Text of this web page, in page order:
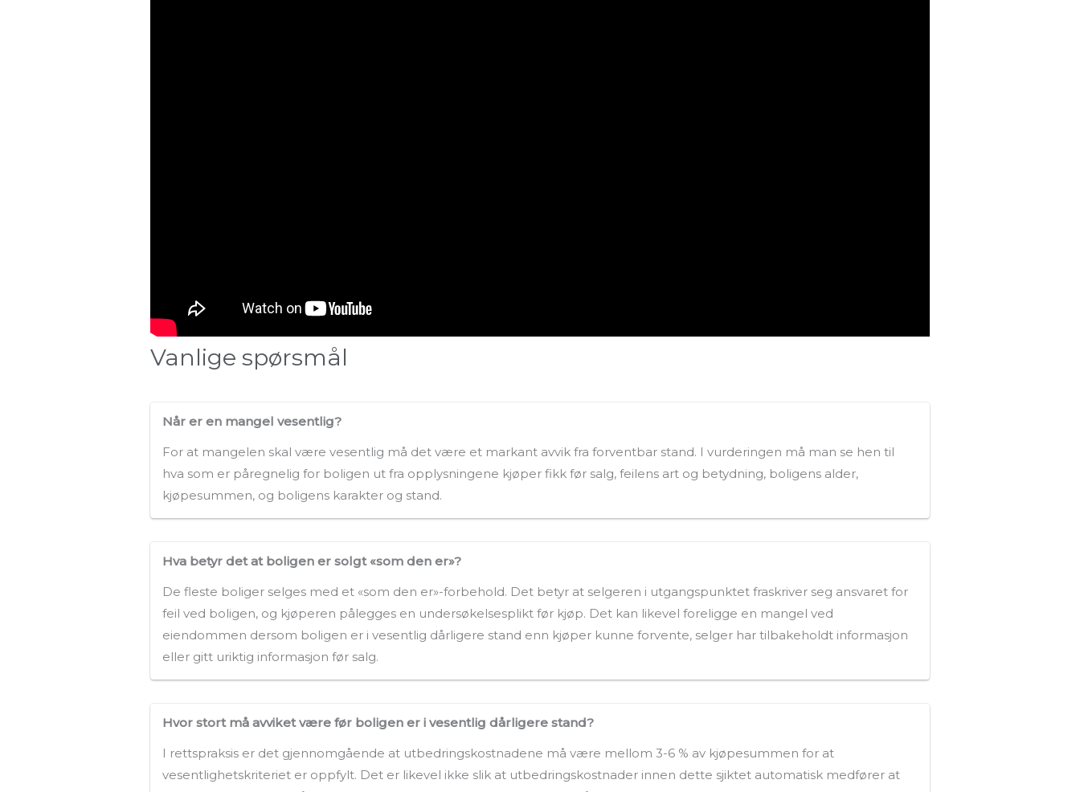
Vanlige spørsmål
Når er en mangel vesentlig?
For at mangelen skal være vesentlig må det være et markant avvik fra forventbar stand. I vurderingen må man se hen til
hva som er påregnelig for boligen ut fra opplysningene kjøper fikk før salg, feilens art og betydning, boligens alder,
kjøpesummen, og boligens karakter og stand.
Hva betyr det at boligen er solgt «som den er»?
De fleste boliger selges med et «som den er»-forbehold. Det betyr at selgeren i utgangspunktet fraskriver seg ansvaret for
feil ved boligen, og kjøperen pålegges en undersøkelsesplikt før kjøp. Det kan likevel foreligge en mangel ved
eiendommen dersom boligen er i vesentlig dårligere stand enn kjøper kunne forvente, selger har tilbakeholdt informasjon
eller gitt uriktig informasjon før salg.
Hvor stort må avviket være før boligen er i vesentlig dårligere stand?
I rettspraksis er det gjennomgående at utbedringskostnadene må være mellom 3-6 % av kjøpesummen for at
vesentlighetskriteriet er oppfylt. Det er likevel ikke slik at utbedringskostnader innen dette sjiktet automatisk medfører at